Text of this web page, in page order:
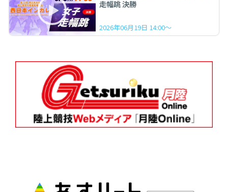
走幅跳 決勝
2026年06月19日 14:00～